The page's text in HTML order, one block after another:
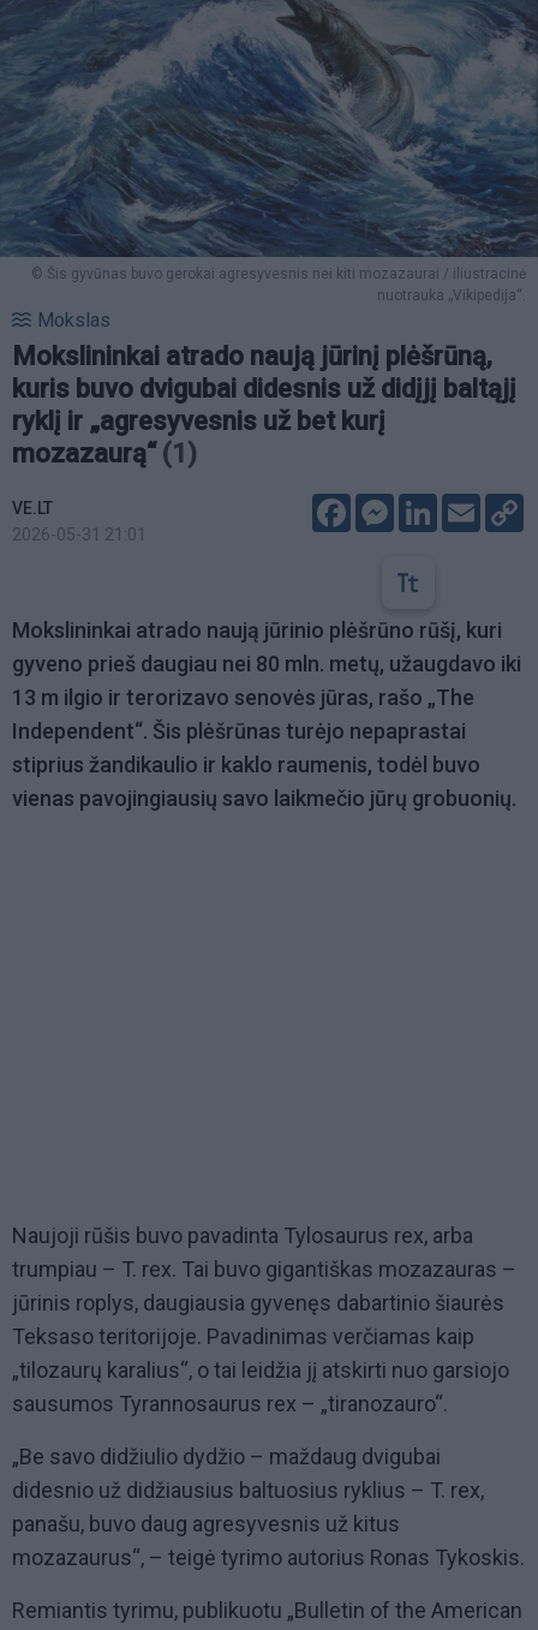
© Šis gyvūnas buvo gerokai agresyvesnis nei kiti mozazaurai / iliustracinė
nuotrauka „Vikipedija“.
Mokslas
Mokslininkai atrado naują jūrinį plėšrūną,
kuris buvo dvigubai didesnis už didįjį baltąjį
ryklį ir „agresyvesnis už bet kurį
mozazaurą“ (1)
VE.LT
2026-05-31 21:01
FacebookMessenger
LinkedIn
Email
Mokslininkai atrado naują jūrinio plėšrūno rūšį, kuri
gyveno prieš daugiau nei 80 mln. metų, užaugdavo iki
13 m ilgio ir terorizavo senovės jūras, rašo „The
Independent“. Šis plėšrūnas turėjo nepaprastai
stiprius žandikaulio ir kaklo raumenis, todėl buvo
vienas pavojingiausių savo laikmečio jūrų grobuonių.
Naujoji rūšis buvo pavadinta Tylosaurus rex, arba
trumpiau – T. rex. Tai buvo gigantiškas mozazauras –
jūrinis roplys, daugiausia gyvenęs dabartinio šiaurės
Teksaso teritorijoje. Pavadinimas verčiamas kaip
„tilozaurų karalius“, o tai leidžia jį atskirti nuo garsiojo
sausumos Tyrannosaurus rex – „tiranozauro“.
„Be savo didžiulio dydžio – maždaug dvigubai
didesnio už didžiausius baltuosius ryklius – T. rex,
panašu, buvo daug agresyvesnis už kitus
mozazaurus“, – teigė tyrimo autorius Ronas Tykoskis.
Remiantis tyrimu, publikuotu „Bulletin of the American